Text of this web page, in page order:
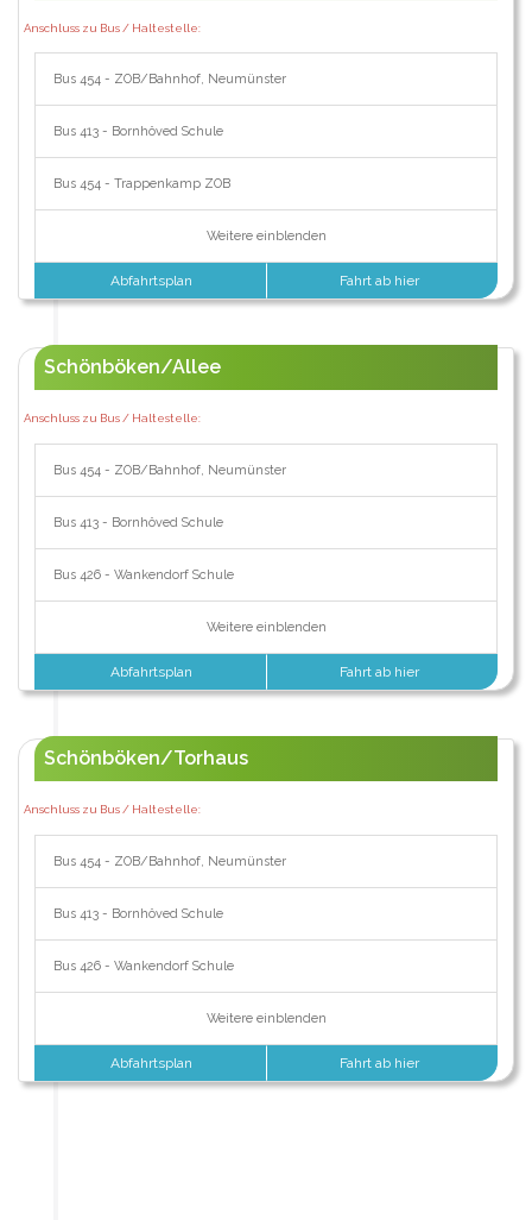
Anschluss zu Bus / Haltestelle:
Bus 454 - ZOB/Bahnhof, Neumünster
Bus 413 - Bornhöved Schule
Bus 454 - Trappenkamp ZOB
Weitere einblenden
Abfahrtsplan Fahrt ab hier
Schönböken/Allee
Anschluss zu Bus / Haltestelle:
Bus 454 - ZOB/Bahnhof, Neumünster
Bus 413 - Bornhöved Schule
Bus 426 - Wankendorf Schule
Weitere einblenden
Abfahrtsplan Fahrt ab hier
Schönböken/Torhaus
Anschluss zu Bus / Haltestelle:
Bus 454 - ZOB/Bahnhof, Neumünster
Bus 413 - Bornhöved Schule
Bus 426 - Wankendorf Schule
Weitere einblenden
Abfahrtsplan Fahrt ab hier